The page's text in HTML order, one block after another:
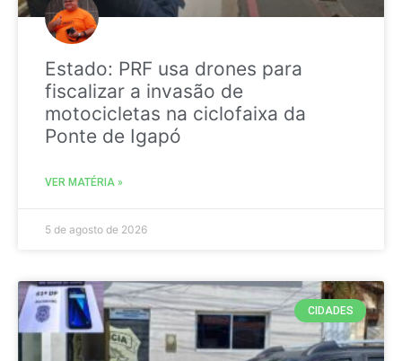
Estado: PRF usa drones para
fiscalizar a invasão de
motocicletas na ciclofaixa da
Ponte de Igapó
VER MATÉRIA »
5 de agosto de 2026
CIDADES